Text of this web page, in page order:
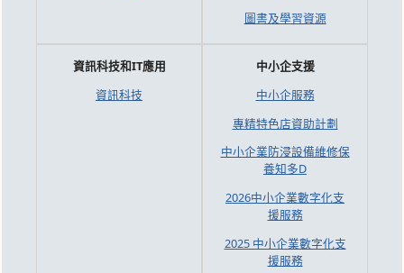
圖書及學習資源
資訊科技和IT應用
資訊科技
中小企支援
中小企服務
專精特色店資助計劃
中小企業防浸設備維修保
養知多D
2026中小企業數字化支
援服務
2025 中小企業數字化支
援服務